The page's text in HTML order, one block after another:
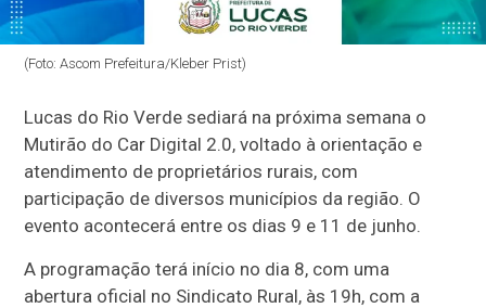
(Foto: Ascom Prefeitura/Kleber Prist)
Lucas do Rio Verde sediará na próxima semana o
Mutirão do Car Digital 2.0, voltado à orientação e
atendimento de proprietários rurais, com
participação de diversos municípios da região. O
evento acontecerá entre os dias 9 e 11 de junho.
A programação terá início no dia 8, com uma
abertura oficial no Sindicato Rural, às 19h, com a